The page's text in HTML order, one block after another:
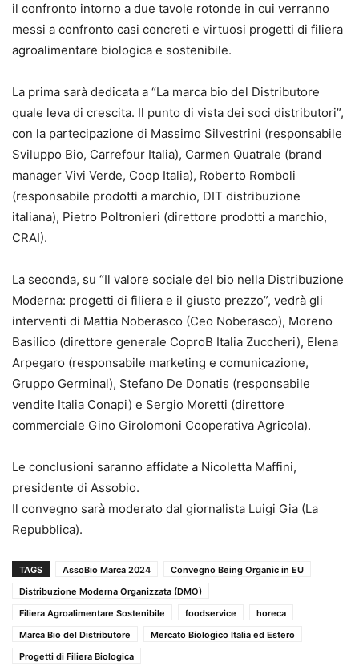
il confronto intorno a due tavole rotonde in cui verranno
messi a confronto casi concreti e virtuosi progetti di filiera
agroalimentare biologica e sostenibile.
La prima sarà dedicata a “La marca bio del Distributore
quale leva di crescita. Il punto di vista dei soci distributori”,
con la partecipazione di Massimo Silvestrini (responsabile
Sviluppo Bio, Carrefour Italia), Carmen Quatrale (brand
manager Vivi Verde, Coop Italia), Roberto Romboli
(responsabile prodotti a marchio, DIT distribuzione
italiana), Pietro Poltronieri (direttore prodotti a marchio,
CRAI).
La seconda, su “Il valore sociale del bio nella Distribuzione
Moderna: progetti di filiera e il giusto prezzo”, vedrà gli
interventi di Mattia Noberasco (Ceo Noberasco), Moreno
Basilico (direttore generale CoproB Italia Zuccheri), Elena
Arpegaro (responsabile marketing e comunicazione,
Gruppo Germinal), Stefano De Donatis (responsabile
vendite Italia Conapi) e Sergio Moretti (direttore
commerciale Gino Girolomoni Cooperativa Agricola).
Le conclusioni saranno affidate a Nicoletta Maffini,
presidente di Assobio.
Il convegno sarà moderato dal giornalista Luigi Gia (La
Repubblica).
TAGS AssoBio Marca 2024
Convegno Being Organic in EU
Distribuzione Moderna Organizzata (DMO)
Filiera Agroalimentare Sostenibile
foodservice
horeca
Marca Bio del Distributore
Mercato Biologico Italia ed Estero
Progetti di Filiera Biologica